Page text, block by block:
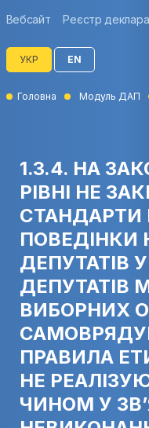
Вебсайт Реєстр
УКР EN
Головна Модуль ДАП
1.3.4. НА
РІВНІ НЕ
СТАНДАРТИ
ПОВЕДІНКИ
ДЕПУТАТІВ
ДЕПУТАТІВ
ВИБОРНИХ
ПРАВИЛА
НЕ
ЧИНОМ У